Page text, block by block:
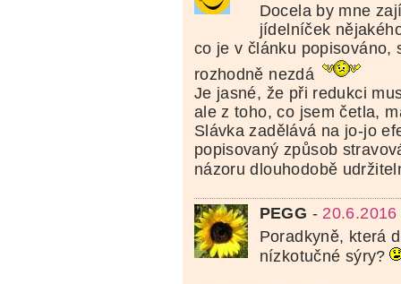
Docela by mne
jídelníček
co je v článku popisováno,
rozhodně nezdá
Je jasné, že při redukci
ale z toho, co jsem četla,
Slávka zadělává na jo-jo
popisovaný způsob
názoru dlouhodobě
PEGG -
Poradkyně, která
nízkotučné sýry?